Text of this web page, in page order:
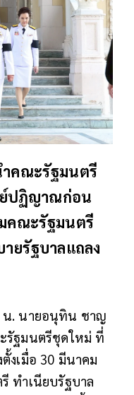
คณะรัฐมนตรี
ย์ปฏิญาณก่อน
คณะรัฐมนตรี
ยรัฐบาลแถลง
น. นายอนุทิน ชาญ
รัฐมนตรีชุดใหม่ ที่
งเมื่อ 30 มีนาคม
ทำเนียบรัฐบาล